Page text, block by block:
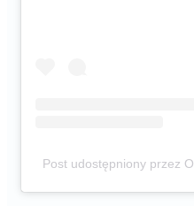
Post udostępniony przez